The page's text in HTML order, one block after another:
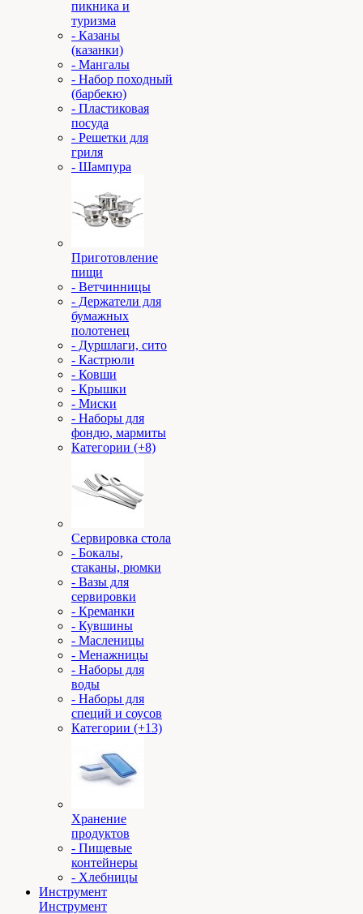
пикника и
туризма
- Казаны
(казанки)
- Мангалы
- Набор походный
(барбекю)
- Пластиковая
посуда
- Решетки для
гриля
- Шампура
Приготовление
пищи
- Ветчинницы
- Держатели для
бумажных
полотенец
- Дуршлаги, сито
- Кастрюли
- Ковши
- Крышки
- Миски
- Наборы для
фондю, мармиты
Категории (+8)
Сервировка стола
- Бокалы,
стаканы, рюмки
- Вазы для
сервировки
- Креманки
- Кувшины
- Масленицы
- Менажницы
- Наборы для
воды
- Наборы для
специй и соусов
Категории (+13)
Хранение
продуктов
- Пищевые
контейнеры
- Хлебницы
Инструмент
Инструмент